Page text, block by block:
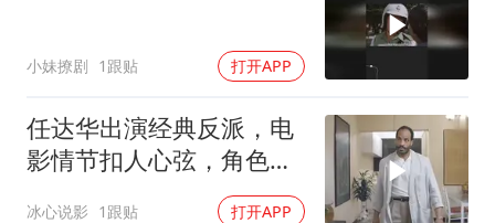
小妹撩剧 1跟贴 打开APP
任达华出演经典反派，电
影情节扣人心弦，角色魅
冰心说影 1跟贴 打开APP